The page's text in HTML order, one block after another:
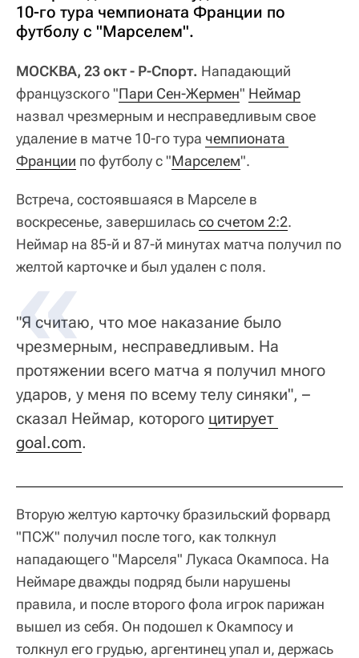
10-го тура чемпионата Франции по
футболу с "Марселем".
МОСКВА, 23 окт - Р-Спорт. Нападающий
французского "Пари Сен-Жермен" Неймар
назвал чрезмерным и несправедливым свое
удаление в матче 10-го тура чемпионата
Франции по футболу с "Марселем".
Встреча, состоявшаяся в Марселе в
воскресенье, завершиласьсо счетом 2:2.
Неймар на 85-й и 87-й минутах матча получил по
желтой карточке и был удален с поля.
"Я считаю, что мое наказание было
чрезмерным, несправедливым. На
протяжении всего матча я получил много
ударов, у меня по всему телу синяки", –
сказал Неймар, которого цитирует
goal.com.
Вторую желтую карточку бразильский форвард
"ПСЖ" получил после того, как толкнул
нападающего "Марселя" Лукаса Окампоса. На
Неймаре дважды подряд были нарушены
правила, и после второго фола игрок парижан
вышел из себя. Он подошел к Окампосу и
толкнул его грудью, аргентинец упал и, держась